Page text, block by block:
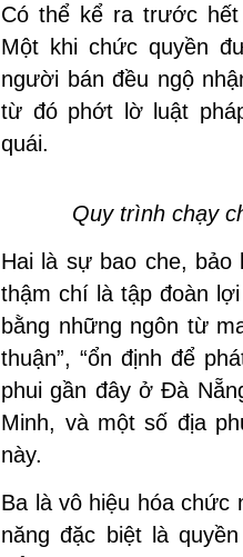
Có thể kể ra trước
Một khi chức quyền
người bán đều ngộ
từ đó phớt lờ luật
quái.
Quy trình chạy
Hai là sự bao che, bảo
thậm chí là tập đoàn
bằng những ngôn từ
thuận”, “ổn định để
phui gần đây ở Đà
Minh, và một số địa
này.
Ba là vô hiệu hóa chức
năng đặc biệt là